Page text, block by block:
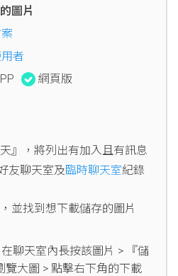
圖片
者
網頁版
』，將列出有加入且有訊息
友聊天室及臨時聊天室紀錄
並找到想下載儲存的圖片
聊天室內長按該圖片 > 『儲
覽大圖 > 點擊右下角的下載